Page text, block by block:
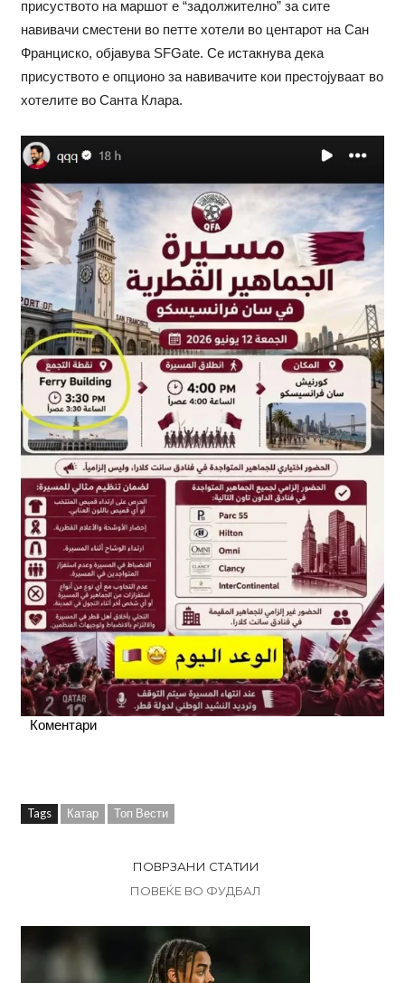
присуството на маршот е “задолжително” за сите
навивачи сместени во петте хотели во центарот на Сан
Франциско, објавува SFGate. Се истакнува дека
присуството е опционо за навивачите кои престојуваат во
хотелите во Санта Клара.
Коментари
Tags Катар Топ Вести
ПОВРЗАНИ СТАТИИ
ПОВЕЌЕ ВО ФУДБАЛ